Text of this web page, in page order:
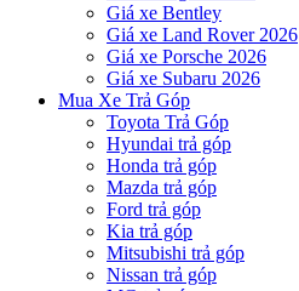
Giá xe Bentley
Giá xe Land Rover 2026
Giá xe Porsche 2026
Giá xe Subaru 2026
Mua Xe Trả Góp
Toyota Trả Góp
Hyundai trả góp
Honda trả góp
Mazda trả góp
Ford trả góp
Kia trả góp
Mitsubishi trả góp
Nissan trả góp